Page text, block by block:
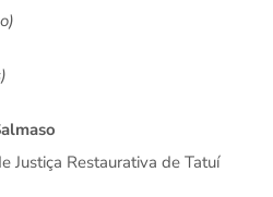
Justiça Restaurativa de Tatuí